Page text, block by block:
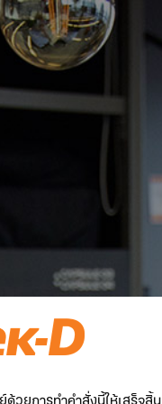
วยการทำคำสั่งนี้ให้เสร็จสิ้น